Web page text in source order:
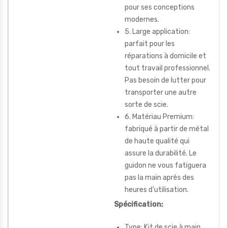
pour ses conceptions
modernes.
5. Large application:
parfait pour les
réparations à domicile et
tout travail professionnel.
Pas besoin de lutter pour
transporter une autre
sorte de scie.
6. Matériau Premium:
fabriqué à partir de métal
de haute qualité qui
assure la durabilité. Le
guidon ne vous fatiguera
pas la main après des
heures d’utilisation.
Spécification: